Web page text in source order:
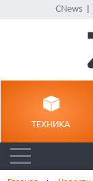
CNews|
ТЕХНИКА